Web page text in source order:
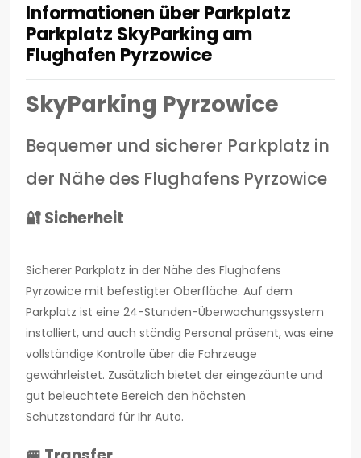
Informationen über Parkplatz
Parkplatz SkyParking am
Flughafen Pyrzowice
SkyParking Pyrzowice
Bequemer und sicherer Parkplatz in
der Nähe des Flughafens Pyrzowice
🔐 Sicherheit
Sicherer Parkplatz in der Nähe des Flughafens
Pyrzowice mit befestigter Oberfläche. Auf dem
Parkplatz ist eine 24-Stunden-Überwachungssystem
installiert, und auch ständig Personal präsent, was eine
vollständige Kontrolle über die Fahrzeuge
gewährleistet. Zusätzlich bietet der eingezäunte und
gut beleuchtete Bereich den höchsten
Schutzstandard für Ihr Auto.